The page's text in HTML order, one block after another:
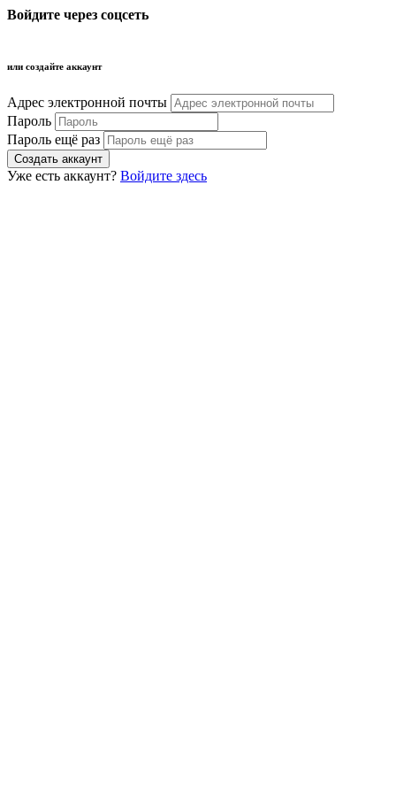
Войдите через соцсеть
или создайте аккаунт
Адрес электронной почты
Пароль
Пароль ещё раз
Уже есть аккаунт? Войдите здесь